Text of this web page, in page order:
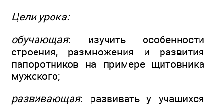
Цели урока:
обучающая: изучить особенности
строения, размножения и развития
папоротников на примере щитовника
мужского;
развивающая: развивать у учащихся